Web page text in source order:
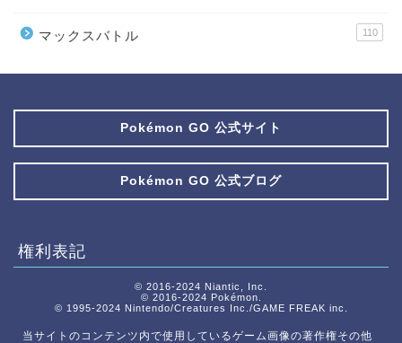
マックスバトル 110
Pokémon GO 公式サイト
Pokémon GO 公式ブログ
権利表記
© 2016-2024 Niantic, Inc.
© 2016-2024 Pokémon.
© 1995-2024 Nintendo/Creatures Inc./GAME FREAK inc.
当サイトのコンテンツ内で使用しているゲーム画像の著作権その他